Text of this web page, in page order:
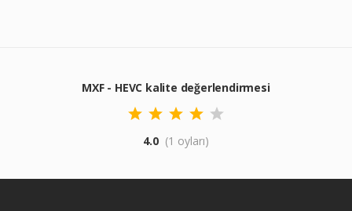
MXF - HEVC kalite değerlendirmesi
4.0 (1 oyları)